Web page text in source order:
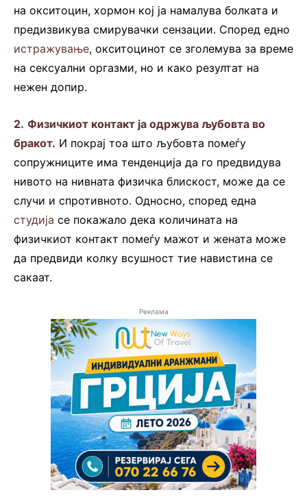
на окситоцин, хормон кој ја намалува болката и
предизвикува смирувачки сензации. Според едно
истражување, окситоцинот се зголемува за време
на сексуални оргазми, но и како резултат на
нежен допир.
2. Физичкиот контакт ја одржува љубовта во
бракот. И покрај тоа што љубовта помеѓу
сопружниците има тенденција да го предвидува
нивото на нивната физичка блискост, може да се
случи и спротивното. Односно, според една
студија се покажало дека количината на
физичкиот контакт помеѓу мажот и жената може
да предвиди колку всушност тие навистина се
сакаат.
Реклама